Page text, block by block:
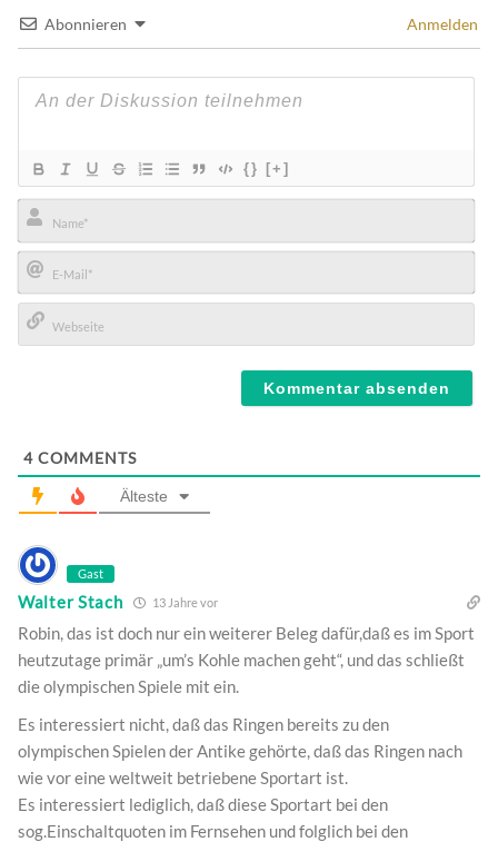
Abonnieren Anmelden
{} [+]
Name*
E-
Mail*
4 COMMENTS
Älteste
Gast
Walter Stach 13 Jahre vor
Robin, das ist doch nur ein weiterer Beleg dafür,daß es im Sport
heutzutage primär „um’s Kohle machen geht“, und das schließt
die olympischen Spiele mit ein.
Es interessiert nicht, daß das Ringen bereits zu den
olympischen Spielen der Antike gehörte, daß das Ringen nach
wie vor eine weltweit betriebene Sportart ist.
Es interessiert lediglich, daß diese Sportart bei den
sog.Einschaltquoten im Fernsehen und folglich bei den